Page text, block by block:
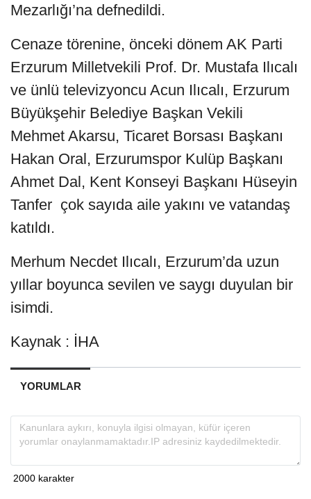
Mezarlığı’na defnedildi.
Cenaze törenine, önceki dönem AK Parti
Erzurum Milletvekili Prof. Dr. Mustafa Ilıcalı
ve ünlü televizyoncu Acun Ilıcalı, Erzurum
Büyükşehir Belediye Başkan Vekili
Mehmet Akarsu, Ticaret Borsası Başkanı
Hakan Oral, Erzurumspor Kulüp Başkanı
Ahmet Dal, Kent Konseyi Başkanı Hüseyin
Tanfer çok sayıda aile yakını ve vatandaş
katıldı.
Merhum Necdet Ilıcalı, Erzurum’da uzun
yıllar boyunca sevilen ve saygı duyulan bir
isimdi.
Kaynak : İHA
YORUMLAR